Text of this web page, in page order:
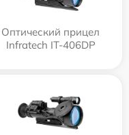
Оптический прицел
Infratech IT-406DP